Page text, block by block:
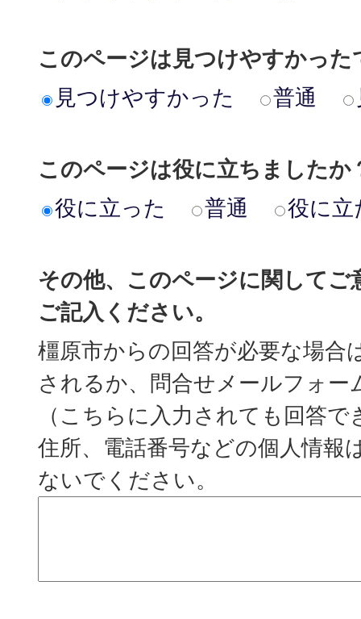
このページは見つけやすかった
見つけやすかった
普通
このページは役に立ちましたか
役に立った
普通 役に立
その他、このページに関してご
ご記入ください。
橿原市からの回答が必要な場合
されるか、問合せメールフォー
（こちらに入力されても回答
住所、電話番号などの個人情報
ないでください。